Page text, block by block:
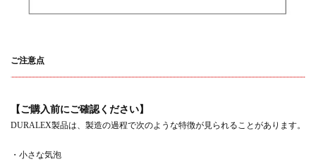
ご注意点
【ご購入前にご確認ください】
DURALEX製品は、製造の過程で次のような特徴が見られることがあります。
・小さな気泡